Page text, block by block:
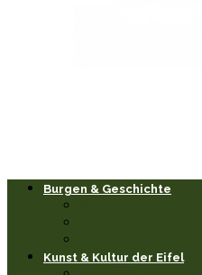
Burgen & Geschichte
Kunst & Kultur der Eifel